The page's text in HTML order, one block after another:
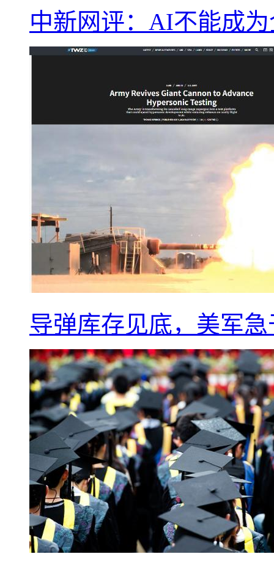
中新网评：AI不能成
导弹库存见底，美军